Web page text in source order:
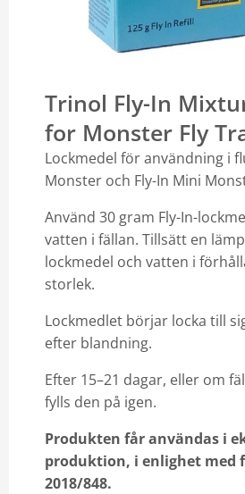
Trinol Fly-In
for Monster Fly
Lockmedel för användning i
Monster och Fly-In Mini
Använd 30 gram Fly-In-
vatten i fällan. Tillsätt en
lockmedel och vatten i
storlek.
Lockmedlet börjar locka till
efter blandning.
Efter 15–21 dagar, eller om
fylls den på igen.
Produkten får användas i
produktion, i enlighet med
2018/848.